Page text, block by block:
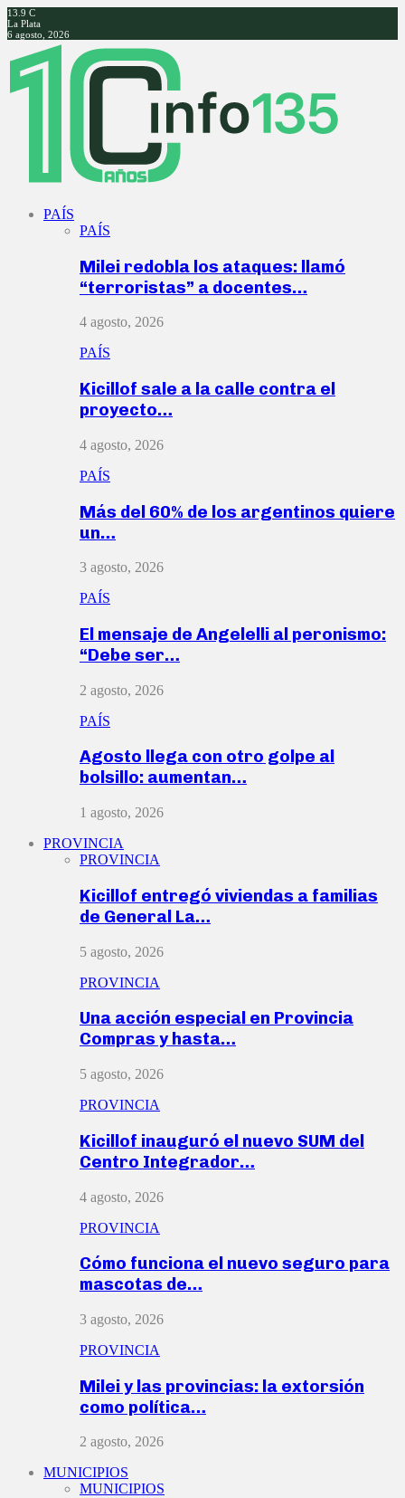
13.9 C
La Plata
6 agosto, 2026
Facebook
Twitter
Instagram
Youtube
PAÍS
PAÍS
Milei redobla los ataques: llamó
“terroristas” a docentes…
4 agosto, 2026
PAÍS
Kicillof sale a la calle contra el
proyecto…
4 agosto, 2026
PAÍS
Más del 60% de los argentinos quiere
un…
3 agosto, 2026
PAÍS
El mensaje de Angelelli al peronismo:
“Debe ser…
2 agosto, 2026
PAÍS
Agosto llega con otro golpe al
bolsillo: aumentan…
1 agosto, 2026
PROVINCIA
PROVINCIA
Kicillof entregó viviendas a familias
de General La…
5 agosto, 2026
PROVINCIA
Una acción especial en Provincia
Compras y hasta…
5 agosto, 2026
PROVINCIA
Kicillof inauguró el nuevo SUM del
Centro Integrador…
4 agosto, 2026
PROVINCIA
Cómo funciona el nuevo seguro para
mascotas de…
3 agosto, 2026
PROVINCIA
Milei y las provincias: la extorsión
como política…
2 agosto, 2026
MUNICIPIOS
MUNICIPIOS